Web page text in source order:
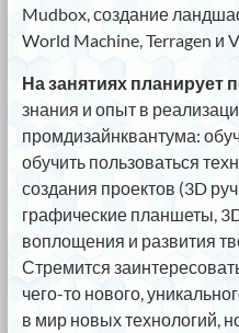
Mudbox, создание
World Machine, Terragen и
На занятиях планирует
знания и опыт в
промдизайнквантума:
обучить пользоваться
создания проектов (3D
графические планшеты,
воплощения и развития
Стремится
чего-то нового,
в мир новых технологий,